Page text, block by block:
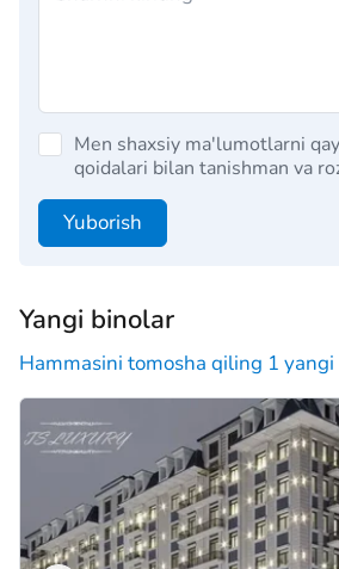
Men shaxsiy ma'lumotlarni
qoidalari bilan tanishman va
Yuborish
Yangi binolar
Hammasini tomosha qiling 1